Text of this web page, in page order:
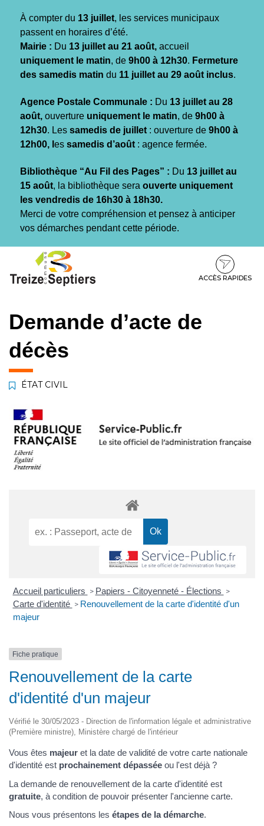
À compter du 13 juillet, les services municipaux
passent en horaires d’été.
Mairie : Du 13 juillet au 21 août, accueil
uniquement le matin, de 9h00 à 12h30. Fermeture
des samedis matin du 11 juillet au 29 août inclus.
Agence Postale Communale : Du 13 juillet au 28
août, ouverture uniquement le matin, de 9h00 à
12h30. Les samedis de juillet : ouverture de 9h00 à
12h00, l es samedis d’août : agence fermée.
Bibliothèque “Au Fil des Pages” : Du 13 juillet au
15 août, la bibliothèque sera ouverte uniquement
les vendredis de 16h30 à 18h30.
Merci de votre compréhension et pensez à anticiper
vos démarches pendant cette période.
contenu
pied
ACCÈS RAPIDES
Demande d’acte de
décès
ÉTAT CIVIL
Accueil particuliers > Papiers - Citoyenneté - Élections >
Carte d'identité > Renouvellement de la carte d'identité d'un
majeur
Fiche pratique
Renouvellement de la carte
d'identité d'un majeur
Vérifié le 30/05/2023 - Direction de l'information légale et administrative
(Première ministre), Ministère chargé de l'intérieur
Vous êtes majeur et la date de validité de votre carte nationale
d'identité est prochainement dépassée ou l'est déjà ?
La demande de renouvellement de la carte d'identité est
gratuite, à condition de pouvoir présenter l'ancienne carte.
Nous vous présentons les étapes de la démarche.